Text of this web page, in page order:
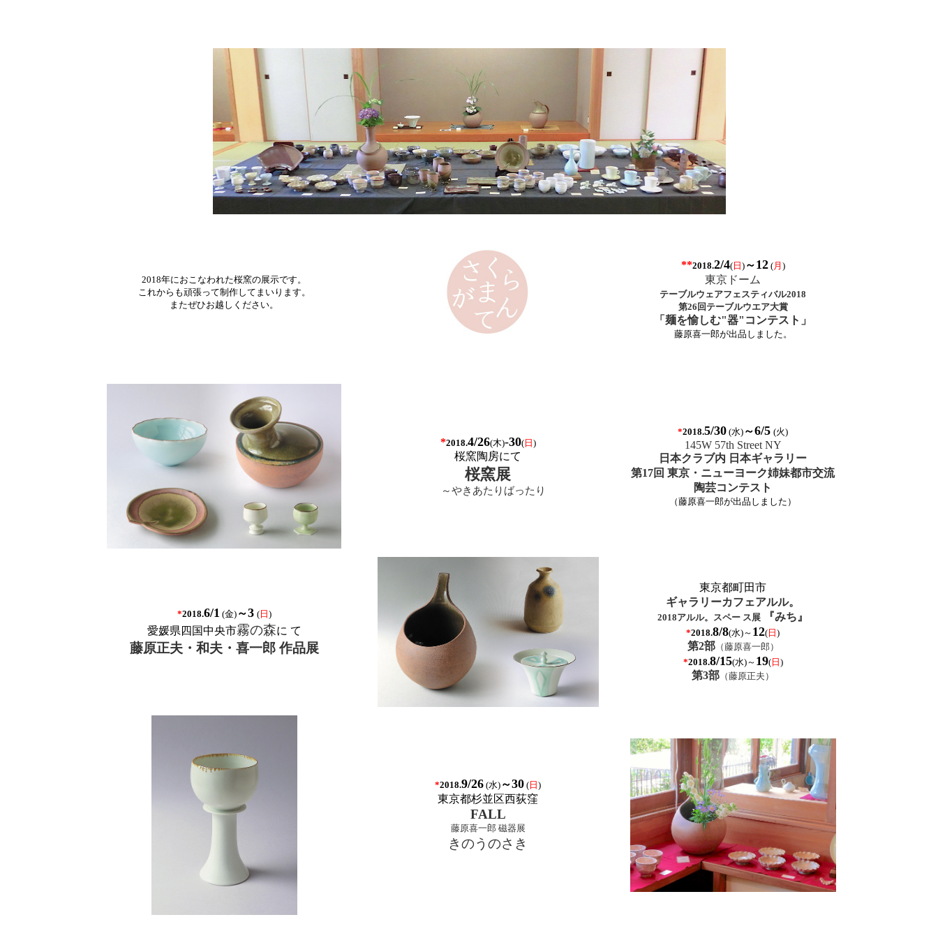
2018年におこなわれた桜窯の展示です。
これからも頑張って制作してまいります。
またぜひお越しください。
**2018.2/4(日 )～12 (月 )
東京ドーム
テーブルウェアフェスティバル2018
第26回テーブルウエア大賞
「麺を愉しむ"器"コンテスト」
藤原喜一郎が出品しました。
*2018.4/26(木)-30(日 )
桜窯陶房にて
桜窯展
～やきあたりばったり
*2018.5/30 (水) ～6/5 (火)
145W 57th Street NY
日本クラブ内 日本ギャラリー
第17回 東京・ニューヨーク姉妹都市交流
陶芸コンテスト
（藤原喜一郎が出品しました）
*2018.6/1 (金)～3 (日 )
愛媛県四国中央市霧の森に て
藤原正夫・和夫・喜一郎 作品展
東京都町田市
ギャラリーカフェアルル。
2018アルル。スペー ス展 『みち』
*2018.8/8(水)～ 12( 日 )
第2部（藤原喜一郎）
*2018.8/15(水)～ 19(日 )
第3部 （藤原正夫）
*2018.9/26 (水) ～30 ( 日 )
東京都杉並区西荻窪
FALL
藤原喜一郎 磁器展
きのうのさき